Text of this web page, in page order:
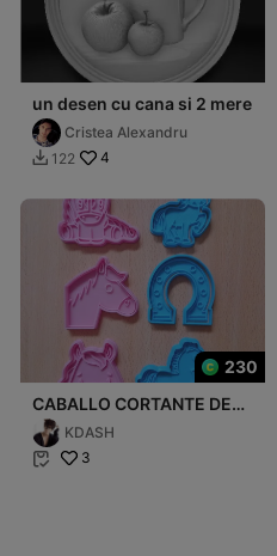
un desen cu cana si 2 mere
Cristea Alexandru
 122 4
230
CABALLO CORTANTE DE
GALLETAS
KDASH
 3